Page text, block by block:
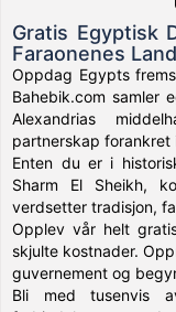
Gratis Egyptisk
Faraonenes Land
Oppdag Egypts
Bahebik.com samler
Alexandrias
partnerskap forankret
Enten du er i
Sharm El Sheikh,
verdsetter tradisjon,
Opplev vår helt
skjulte kostnader.
guvernement og
Bli med tusenvis